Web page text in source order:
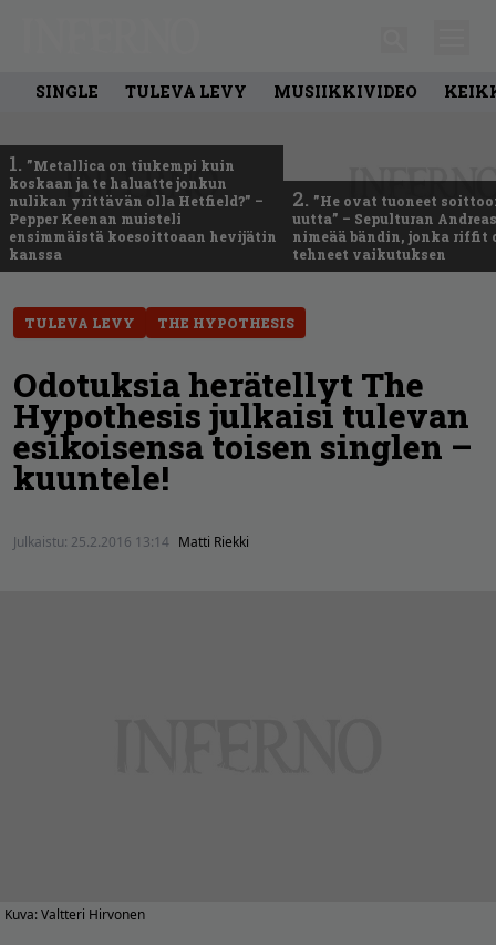
SINGLE TULEVA LEVY MUSIIKKIVIDEO
1. ”Metallica on tiukempi kuin
koskaan ja te haluatte jonkun
nulikan yrittävän olla Hetfield?” –
Pepper Keenan muisteli
ensimmäistä koesoittoaan hevijätin
kanssa
2. ”He ovat tuoneet
uutta” – Sepulturan
nimeää bändin, jonka riffit
tehneet vaikutuksen
TULEVA LEVY THE HYPOTHESIS
Odotuksia herätellyt The
Hypothesis julkaisi tulevan
esikoisensa toisen singlen –
kuuntele!
Julkaistu: 25.2.2016 13:14 Matti Riekki
Kuva: Valtteri Hirvonen